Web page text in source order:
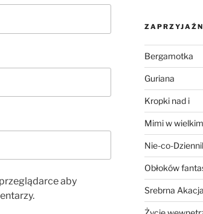
aby
Bergamotka
Guriana
Kropki nad i
Mimi w
Nie-co-
Obłoków
Srebrna Akacja